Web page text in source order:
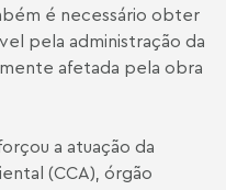
é necessário obter
pela administração da
afetada pela obra
a atuação da
(CCA), órgão